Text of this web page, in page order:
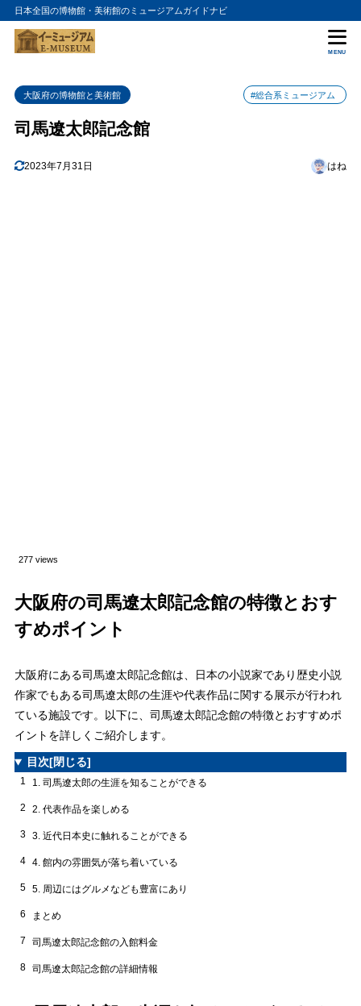
日本全国の博物館・美術館のミュージアムガイドナビ
MENU
大阪府の博物館と美術館 #総合系ミュージアム
司馬遼太郎記念館
2023年7月31日 はね
277 views
大阪府の司馬遼太郎記念館の特徴とおす
すめポイント
大阪府にある司馬遼太郎記念館は、日本の小説家であり歴史小説
作家でもある司馬遼太郎の生涯や代表作品に関する展示が行われ
ている施設です。以下に、司馬遼太郎記念館の特徴とおすすめポ
イントを詳しくご紹介します。
目次[閉じる]
1 1. 司馬遼太郎の生涯を知ることができる
2 2. 代表作品を楽しめる
3 3. 近代日本史に触れることができる
4 4. 館内の雰囲気が落ち着いている
5 5. 周辺にはグルメなども豊富にあり
6 まとめ
7 司馬遼太郎記念館の入館料金
8 司馬遼太郎記念館の詳細情報
目次
1 1. 司馬遼太郎の生涯を知ることができる
3. 近代日本史に触れることができる
4 4. 館内の雰囲気が落ち着いている